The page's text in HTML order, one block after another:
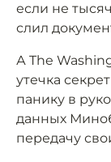
если не
слил
А The
утечка
панику в
данных
передачу